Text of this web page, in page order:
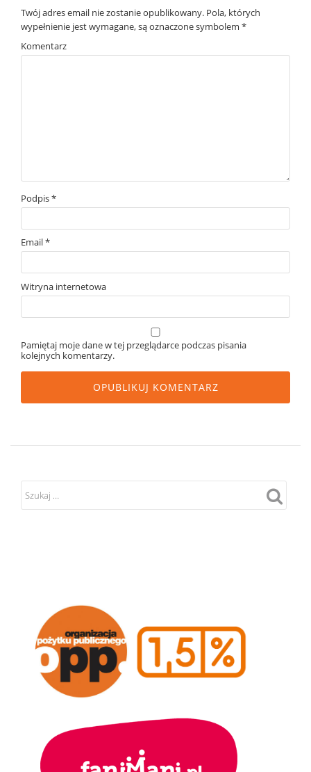
Twój adres email nie zostanie opublikowany. Pola, których
wypełnienie jest wymagane, są oznaczone symbolem *
Komentarz
Podpis*
Email*
Witryna internetowa
Pamiętaj moje dane w tej przeglądarce podczas pisania
kolejnych komentarzy.